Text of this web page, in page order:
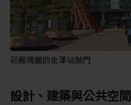
莊嚴瑰麗的金澤站鼓門
設計、建築與公共空間